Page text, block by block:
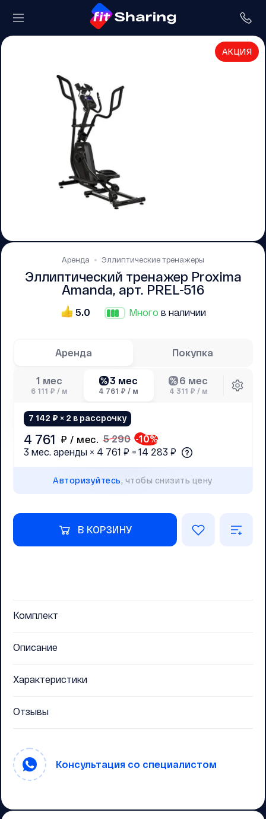
АКЦИЯ
Аренда Эллиптические тренажеры
Эллиптический тренажер Proxima
Amanda, арт. PREL-516
5.0 Много в наличии
Аренда Покупка
1 мес
6 111 ₽ / м
3 мес
4 761 ₽ / м
6 мес
4 311 ₽ / м
7 142 ₽ × 2 в рассрочку
4 761 ₽ / мес. 5 290 -10%
3 мес. аренды × 4 761 ₽ = 14 283 ₽
Авторизуйтесь, чтобы снизить цену
В КОРЗИНУ
Комплект
Описание
Характеристики
Отзывы
Консультация со специалистом